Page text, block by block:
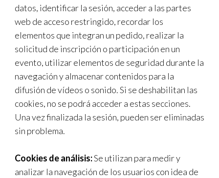
datos, identificar la sesión, acceder a las partes
web de acceso restringido, recordar los
elementos que integran un pedido, realizar la
solicitud de inscripción o participación en un
evento, utilizar elementos de seguridad durante la
navegación y almacenar contenidos para la
difusión de vídeos o sonido. Si se deshabilitan las
cookies, no se podrá acceder a estas secciones.
Una vez finalizada la sesión, pueden ser eliminadas
sin problema.
Cookies de análisis:Se utilizan para medir y
analizar la navegación de los usuarios con idea de